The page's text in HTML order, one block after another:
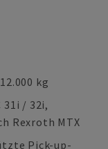
kg
31i / 32i,
Rexroth MTX
Pick-up-